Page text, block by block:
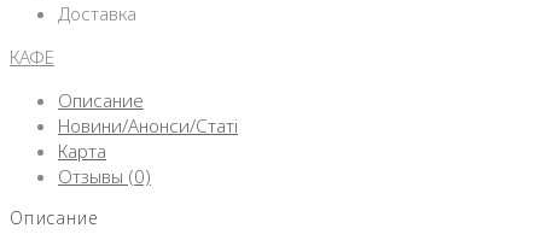
Доставка
КАФЕ
Описание
Новини/Анонси/Статі
Карта
Отзывы (0)
Описание